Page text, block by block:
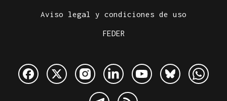
Aviso legal y condiciones de uso
FEDER